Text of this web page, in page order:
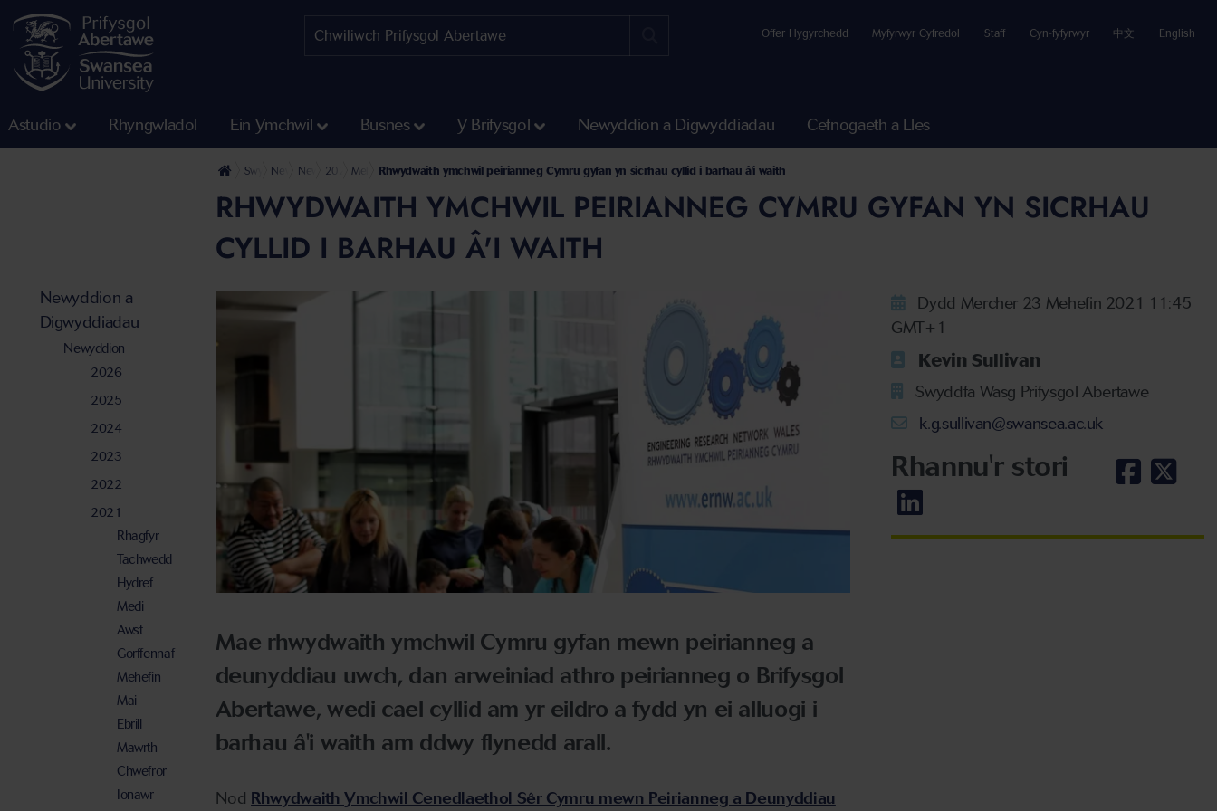
Offer Hygyrchedd Myfyrwyr Cyfredol Staff Cyn-fyfyrwyr 中文 English
Astudio Rhyngwladol Ein Ymchwil Busnes Y Brifysgol Newyddion a Digwyddiadau Cefnogaeth a Lles
Swyddfa'r Wasg
Newyddion a Digwyddiadau
Newyddion
2021MehefinRhwydwaith ymchwil peirianneg Cymru gyfan yn sicrhau cyllid i barhau â'i waith
RHWYDWAITH YMCHWIL PEIRIANNEG CYMRU GYFAN YN SICRHAU
CYLLID I BARHAU Â'I WAITH
Mae rhwydwaith ymchwil Cymru gyfan mewn peirianneg a
deunyddiau uwch, dan arweiniad athro peirianneg o Brifysgol
Abertawe, wedi cael cyllid am yr eildro a fydd yn ei alluogi i
barhau â'i waith am ddwy flynedd arall.
Nod Rhwydwaith Ymchwil Cenedlaethol Sêr Cymru mewn Peirianneg a Deunyddiau
Dydd Mercher 23 Mehefin 2021 11:45
GMT+1
Kevin Sullivan
Swyddfa Wasg Prifysgol Abertawe
k.g.sullivan@swansea.ac.uk
Rhannu'r stori
Newyddion a
Digwyddiadau
Newyddion
2026
2025
2024
2023
2022
2021
Rhagfyr
Tachwedd
Hydref
Medi
Awst
Gorffennaf
Mehefin
Mai
Ebrill
Mawrth
Chwefror
Ionawr